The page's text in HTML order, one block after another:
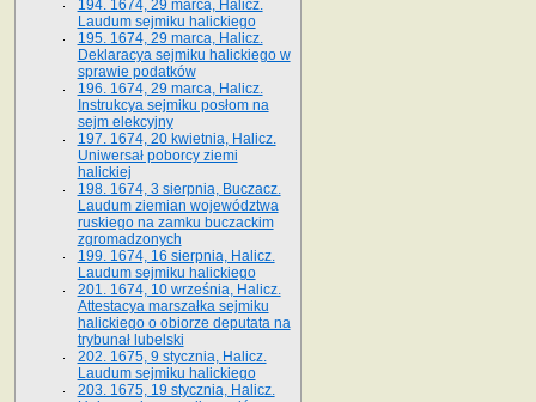
194. 1674, 29 marca, Halicz.
Laudum sejmiku halickiego
195. 1674, 29 marca, Halicz.
Deklaracya sejmiku halickiego w
sprawie podatków
196. 1674, 29 marca, Halicz.
Instrukcya sejmiku posłom na
sejm elekcyjny
197. 1674, 20 kwietnia, Halicz.
Uniwersał poborcy ziemi
halickiej
198. 1674, 3 sierpnia, Buczacz.
Laudum ziemian województwa
ruskiego na zamku buczackim
zgromadzonych
199. 1674, 16 sierpnia, Halicz.
Laudum sejmiku halickiego
201. 1674, 10 września, Halicz.
Attestacya marszałka sejmiku
halickiego o obiorze deputata na
trybunał lubelski
202. 1675, 9 stycznia, Halicz.
Laudum sejmiku halickiego
203. 1675, 19 stycznia, Halicz.